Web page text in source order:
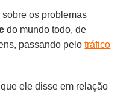
os problemas
do mundo todo, de
passando pelotráfico
ele disse em relação